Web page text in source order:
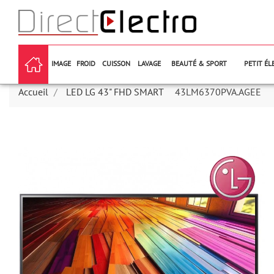
IMAGE FROID CUISSON LAVAGE BEAUTÉ & SPORT PETIT
Accueil LED LG 43" FHD SMART 43LM6370PVA.AGEE